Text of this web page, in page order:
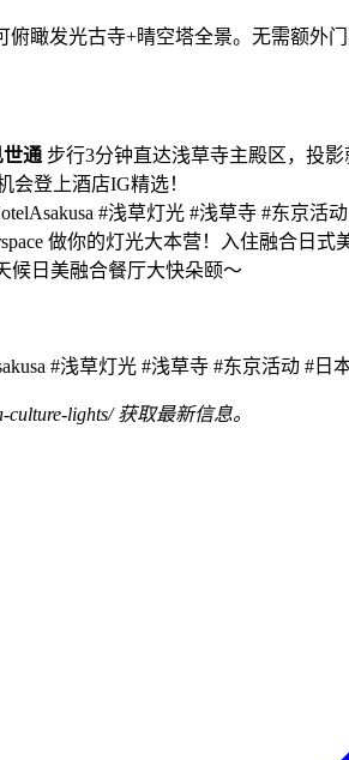
俯瞰发光古寺+晴空塔全景。无需额外
通 步行3分钟直达浅草寺主殿区，投影
会登上酒店IG精选！
#浅草灯光 #浅草寺 #东京
做你的灯光大本营！入住融合日
候日美融合餐厅大快朵颐～
#浅草灯光 #浅草寺 #东京活动 #
lights/ 获取最新信息。